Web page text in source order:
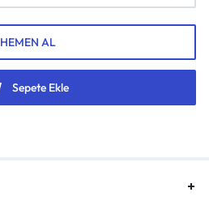
Sepete Ekle
HEMEN AL